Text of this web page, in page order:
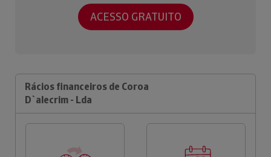
ACESSO GRATUITO
Rácios financeiros de Coroa
D`alecrim - Lda